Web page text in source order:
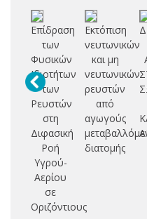
Επίδραση
των
Φυσικών
Ιδιοτήτων
των
Ρευστών
στη
Διφασική
Ροή
Υγρού-
Αερίου
σε
Οριζόντιους
Εκτόπιση
νευτωνικών
και μη
νευτωνικών
ρευστών
από
αγωγούς
διατομής